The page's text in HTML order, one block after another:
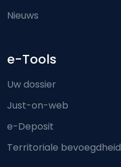
Nieuws
e-Tools
Uw dossier
Just-on-web
e-Deposit
Territoriale bevoegdheid